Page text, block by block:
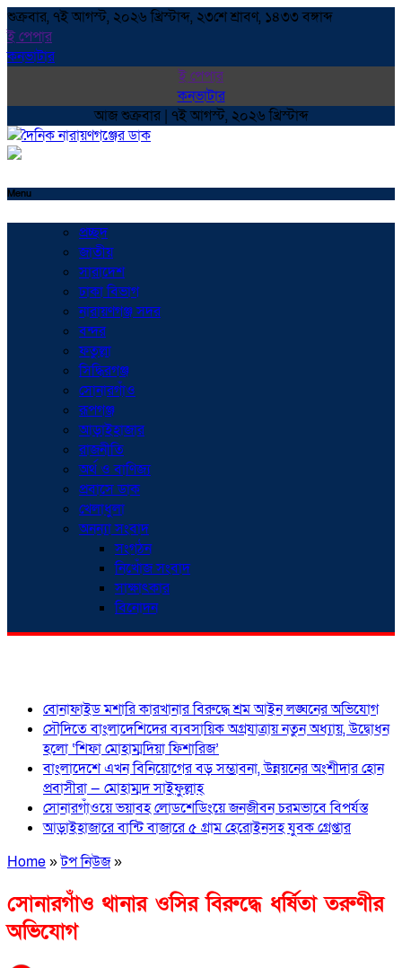
শুক্রবার, ৭ই আগস্ট, ২০২৬ খ্রিস্টাব্দ, ২৩শে শ্রাবণ, ১৪৩৩ বঙ্গাব্দ
ই পেপার
কনভাটার
ই পেপার
কনভাটার
আজ শুক্রবার | ৭ই আগস্ট, ২০২৬ খ্রিস্টাব্দ
Menu
প্রচ্ছদ
জাতীয়
সারাদেশ
ঢাকা বিভাগ
নারায়ণগঞ্জ সদর
বন্দর
ফতুল্লা
সিদ্ধিরগঞ্জ
সোনারগাঁও
রূপগঞ্জ
আড়াইহাজার
রাজনীতি
অর্থ ও বাণিজ্য
প্রবাসে ডাক
খেলাধুলা
অনন্যা সংবাদ
সংগঠন
নিখোঁজ সংবাদ
সাক্ষাৎকার
বিনোদন
বোনাফাইড মশারি কারখানার বিরুদ্ধে শ্রম আইন লঙ্ঘনের অভিযোগ
সৌদিতে বাংলাদেশিদের ব্যবসায়িক অগ্রযাত্রায় নতুন অধ্যায়, উদ্বোধন
হলো ‘শিফা মোহাম্মদিয়া ফিশারিজ’
বাংলাদেশে এখন বিনিয়োগের বড় সম্ভাবনা, উন্নয়নের অংশীদার হোন
প্রবাসীরা — মোহাম্মদ সাইফুল্লাহ্
সোনারগাঁওয়ে ভয়াবহ লোডশেডিংয়ে জনজীবন চরমভাবে বিপর্যস্ত
আড়াইহাজারে বান্টি বাজারে ৫ গ্রাম হেরোইনসহ যুবক গ্রেপ্তার
Home»টপ নিউজ»
সোনারগাঁও থানার ওসির বিরুদ্ধে ধর্ষিতা তরুণীর
অভিযোগ